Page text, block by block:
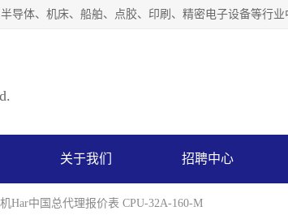
关于我们 招聘中心
Har中国总代理报价表 CPU-32A-160-M